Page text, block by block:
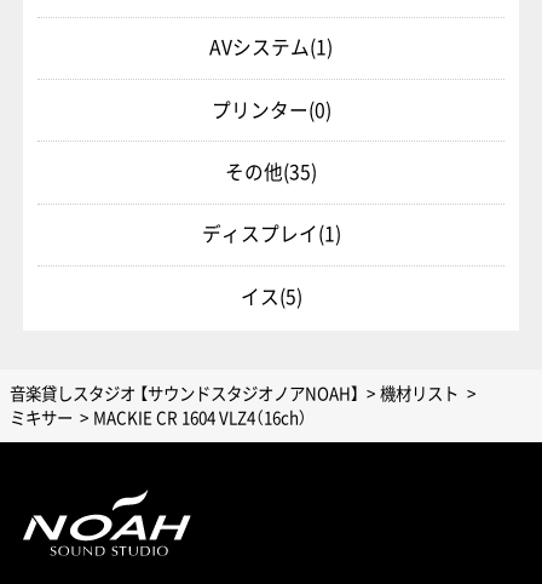
AVシステム(1)
プリンター(0)
その他(35)
ディスプレイ(1)
イス(5)
音楽貸しスタジオ 【サウンドスタジオノアNOAH】
機材リスト
ミキサー
MACKIE CR 1604 VLZ4（16ch）